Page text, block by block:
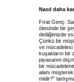
Nasıl daha
Fırat Genç:
ötesinde bir
dediğimizde
Çünkü bir
ve mücadelesi
kuşakların bir
piyasanın
bir
alanı
midir?”